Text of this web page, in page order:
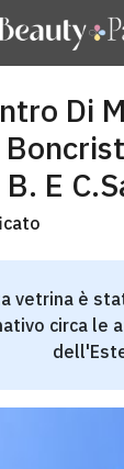
Di
E
vetrina è
circa le